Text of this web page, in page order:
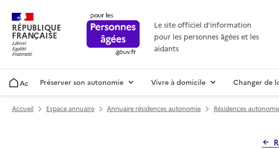
RÉPUBLIQUE
FRANÇAISE
Le site officiel d'information
pour les personnes âgées et les
aidants
AccueilPréserver son autonomie Vivre à domicile Changer de
Accueil Espace annuaire Annuaire résidences autonomie Résidences